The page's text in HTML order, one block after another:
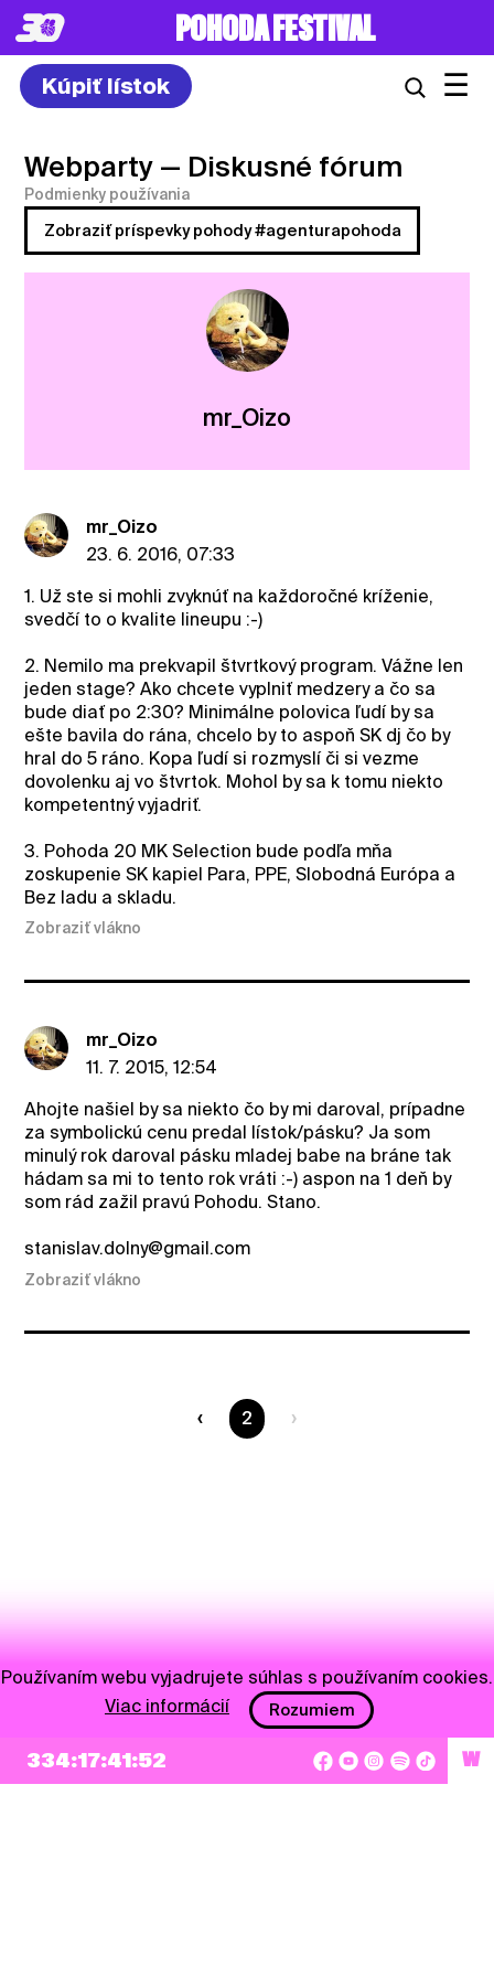
POHODA FESTIVAL
Kúpiť lístok ☰
Webparty — Diskusné fórum
Podmienky používania
Zobraziť príspevky pohody #agenturapohoda
mr_Oizo
mr_Oizo
23. 6. 2016, 07:33
1. Už ste si mohli zvyknúť na každoročné kríženie,
svedčí to o kvalite lineupu :-)
2. Nemilo ma prekvapil štvrtkový program. Vážne len
jeden stage? Ako chcete vyplniť medzery a čo sa
bude diať po 2:30? Minimálne polovica ľudí by sa
ešte bavila do rána, chcelo by to aspoň SK dj čo by
hral do 5 ráno. Kopa ľudí si rozmyslí či si vezme
dovolenku aj vo štvrtok. Mohol by sa k tomu niekto
kompetentný vyjadriť.
3. Pohoda 20 MK Selection bude podľa mňa
zoskupenie SK kapiel Para, PPE, Slobodná Európa a
Bez ladu a skladu.
Zobraziť vlákno
mr_Oizo
11. 7. 2015, 12:54
Ahojte našiel by sa niekto čo by mi daroval, prípadne
za symbolickú cenu predal lístok/pásku? Ja som
minulý rok daroval pásku mladej babe na bráne tak
hádam sa mi to tento rok vráti :-) aspon na 1 deň by
som rád zažil pravú Pohodu. Stano.
stanislav.dolny@gmail.com
Zobraziť vlákno
Ste na strane
2
334:17:41:52 W
Používaním webu vyjadrujete súhlas s používaním cookies.
Viac informácií
Rozumiem